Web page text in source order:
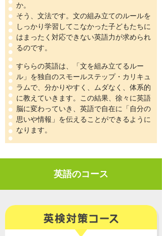
か。
そう、文法です。文の組み立てのルールを
しっかり学習してこなかった子どもたちに
はまったく対応できない英語力が求められ
るのです。
すららの英語は、「文を組み立てるルー
ル」を独自のスモールステップ・カリキュ
ラムで、分かりやすく、ムダなく、体系的
に教えていきます。この結果、徐々に英語
脳に変わっていき、英語で自在に「自分の
思いや情報」を伝えることができるように
なります。
英語のコース